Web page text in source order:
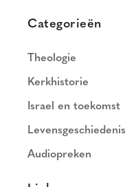
Categorieën
Theologie
Kerkhistorie
Israel en toekomst
Levensgeschiedenis
Audiopreken